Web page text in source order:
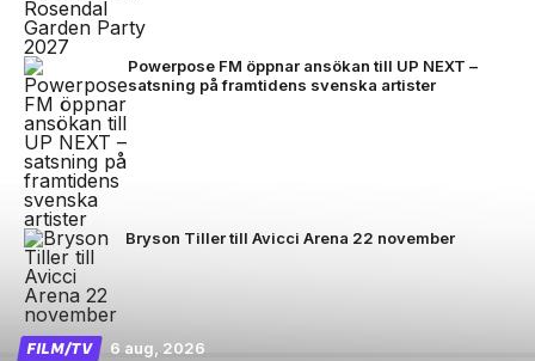
Powerpose FM öppnar ansökan till UP NEXT –
satsning på framtidens svenska artister
Bryson Tiller till Avicci Arena 22 november
FILM/TV 6 aug, 2026